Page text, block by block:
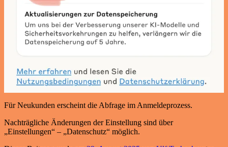
Für Neukunden erscheint die Abfrage im Anmeldeprozess.
Nachträgliche Änderungen der Einstellung sind über
„Einstellungen“ – „Datenschutz“ möglich.